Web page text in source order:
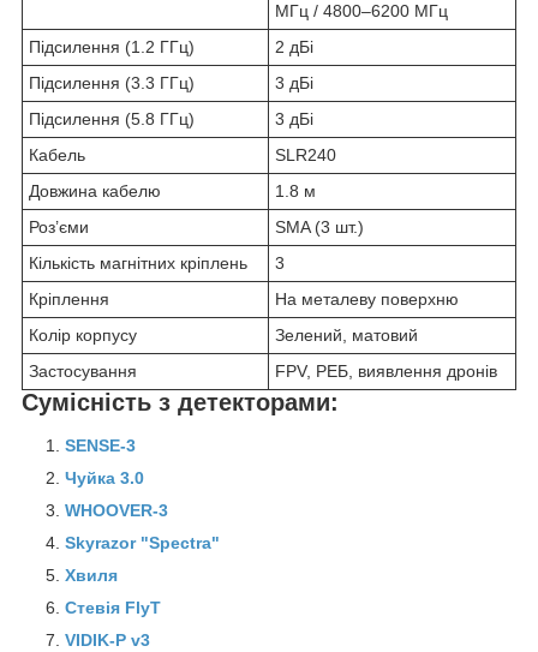
МГц / 4800–6200 МГц
Підсилення (1.2 ГГц)
2 дБі
Підсилення (3.3 ГГц)
3 дБі
Підсилення (5.8 ГГц)
3 дБі
Кабель
SLR240
Довжина кабелю
1.8 м
Роз’єми
SMA (3 шт.)
Кількість магнітних кріплень
3
Кріплення
На металеву поверхню
Колір корпусу
Зелений, матовий
Застосування
FPV, РЕБ, виявлення дронів
Сумісність з детекторами:
SENSE-3
Чуйка 3.0
WHOOVER-3
Skyrazor "Spectra"
Хвиля
Стевія FlyT
VIDIK-P v3